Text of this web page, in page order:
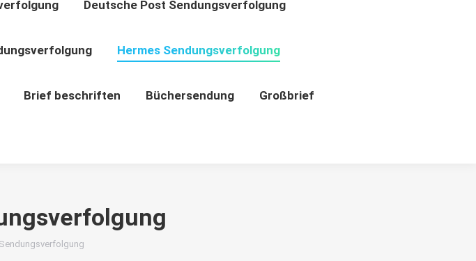
Deutsche Post Sendungsverfolgung
Hermes Sendungsverfolgung
Brief beschriften Büchersendung Großbrief